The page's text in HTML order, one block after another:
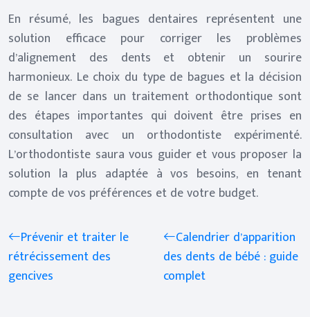
En résumé, les bagues dentaires représentent une
solution efficace pour corriger les problèmes
d’alignement des dents et obtenir un sourire
harmonieux. Le choix du type de bagues et la décision
de se lancer dans un traitement orthodontique sont
des étapes importantes qui doivent être prises en
consultation avec un orthodontiste expérimenté.
L’orthodontiste saura vous guider et vous proposer la
solution la plus adaptée à vos besoins, en tenant
compte de vos préférences et de votre budget.
Prévenir et traiter le
rétrécissement des
gencives
Calendrier d’apparition
des dents de bébé : guide
complet